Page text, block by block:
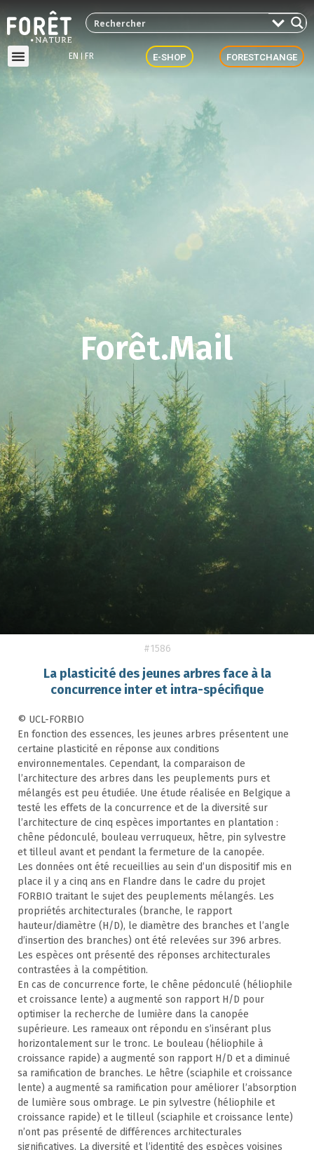
EN FR E-SHOP FORESTCHANGE
Forêt.Mail
#1586
La plasticité des jeunes arbres face à la
concurrence inter et intra-spécifique
© UCL-FORBIO
En fonction des essences, les jeunes arbres présentent une
certaine plasticité en réponse aux conditions
environnementales. Cependant, la comparaison de
l’architecture des arbres dans les peuplements purs et
mélangés est peu étudiée. Une étude réalisée en Belgique a
testé les effets de la concurrence et de la diversité sur
l’architecture de cinq espèces importantes en plantation :
chêne pédonculé, bouleau verruqueux, hêtre, pin sylvestre
et tilleul avant et pendant la fermeture de la canopée.
Les données ont été recueillies au sein d’un dispositif mis en
place il y a cinq ans en Flandre dans le cadre du projet
FORBIO traitant le sujet des peuplements mélangés. Les
propriétés architecturales (branche, le rapport
hauteur/diamètre (H/D), le diamètre des branches et l’angle
d’insertion des branches) ont été relevées sur 396 arbres.
Les espèces ont présenté des réponses architecturales
contrastées à la compétition.
En cas de concurrence forte, le chêne pédonculé (héliophile
et croissance lente) a augmenté son rapport H/D pour
optimiser la recherche de lumière dans la canopée
supérieure. Les rameaux ont répondu en s’insérant plus
horizontalement sur le tronc. Le bouleau (héliophile à
croissance rapide) a augmenté son rapport H/D et a diminué
sa ramification de branches. Le hêtre (sciaphile et croissance
lente) a augmenté sa ramification pour améliorer l’absorption
de lumière sous ombrage. Le pin sylvestre (héliophile et
croissance rapide) et le tilleul (sciaphile et croissance lente)
n’ont pas présenté de différences architecturales
significatives. La diversité et l’identité des espèces voisines